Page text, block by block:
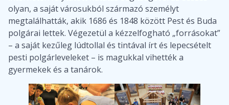
olyan, a saját városukból származó személyt
megtalálhatták, akik 1686 és 1848 között Pest és Buda
polgárai lettek. Végezetül a kézzelfogható „forrásokat”
– a saját kezűleg lúdtollal és tintával írt és lepecsételt
pesti polgárleveleket – is magukkal vihették a
gyermekek és a tanárok.